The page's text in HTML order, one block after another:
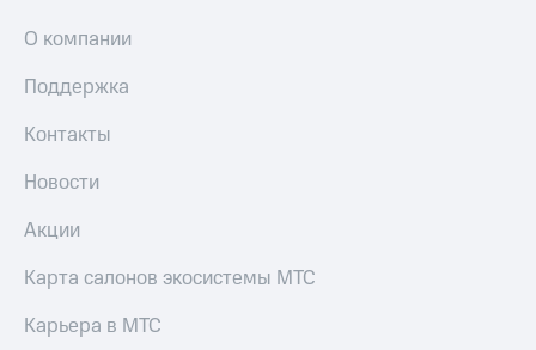
О компании
Поддержка
Контакты
Новости
Акции
Карта салонов экосистемы МТС
Карьера в МТС